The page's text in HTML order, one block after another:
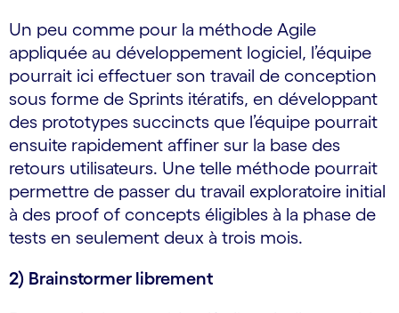
Un peu comme pour la méthode Agile
appliquée au développement logiciel, l’équipe
pourrait ici effectuer son travail de conception
sous forme de Sprints itératifs, en développant
des prototypes succincts que l’équipe pourrait
ensuite rapidement affiner sur la base des
retours utilisateurs. Une telle méthode pourrait
permettre de passer du travail exploratoire initial
à des proof of concepts éligibles à la phase de
tests en seulement deux à trois mois.
2) Brainstormer librement